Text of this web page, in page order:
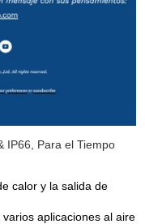
IP66, Para el Tiempo
calor y la salida de
aplicaciones al aire